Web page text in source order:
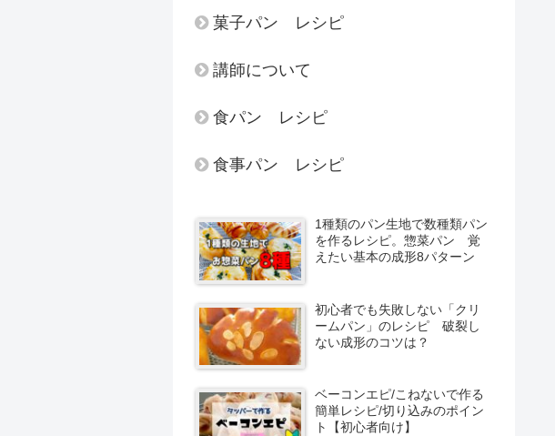
菓子パン レシピ
講師について
食パン レシピ
食事パン レシピ
1種類のパン生地で数種類パン
を作るレシピ。惣菜パン 覚
えたい基本の成形8パターン
初心者でも失敗しない「クリ
ームパン」のレシピ 破裂し
ない成形のコツは？
ベーコンエピ/こねないで作る
簡単レシピ/切り込みのポイン
ト【初心者向け】